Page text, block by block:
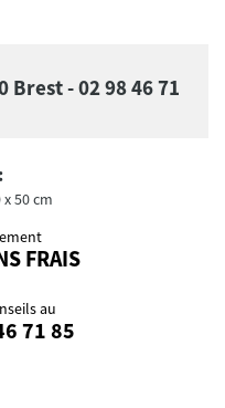
Brest - 02 98 46 71
50 cm
FRAIS
au
71 85